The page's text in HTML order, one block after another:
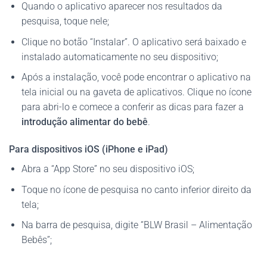
Quando o aplicativo aparecer nos resultados da
pesquisa, toque nele;
Clique no botão “Instalar”. O aplicativo será baixado e
instalado automaticamente no seu dispositivo;
Após a instalação, você pode encontrar o aplicativo na
tela inicial ou na gaveta de aplicativos. Clique no ícone
para abri-lo e comece a conferir as dicas para fazer a
introdução alimentar do bebê.
Para dispositivos iOS (iPhone e iPad)
Abra a “App Store” no seu dispositivo iOS;
Toque no ícone de pesquisa no canto inferior direito da
tela;
Na barra de pesquisa, digite “BLW Brasil – Alimentação
Bebês”;